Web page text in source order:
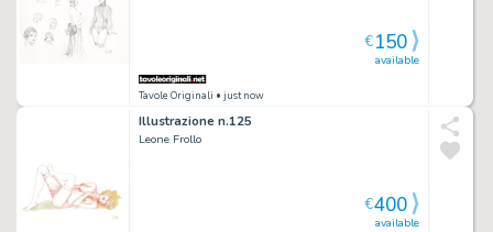
Tavole Originali • just now
available
€150
Illustrazione n.125
Leone Frollo
available
€400